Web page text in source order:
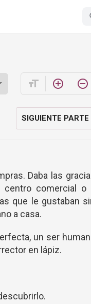
format_size add_circle_outline remove_circle_outline
SIGUIENTE PARTE
Daba las
centro comercial o
que le gustaban
a casa.
un ser
en lápiz.